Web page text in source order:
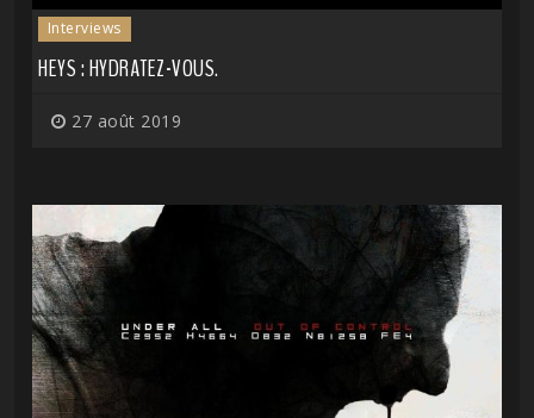
Interviews
HEYS : HYDRATEZ-VOUS.
27 août 2019